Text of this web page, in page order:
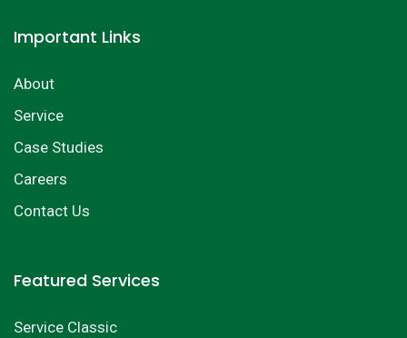
Important Links
About
Service
Case Studies
Careers
Contact Us
Featured Services
Service Classic